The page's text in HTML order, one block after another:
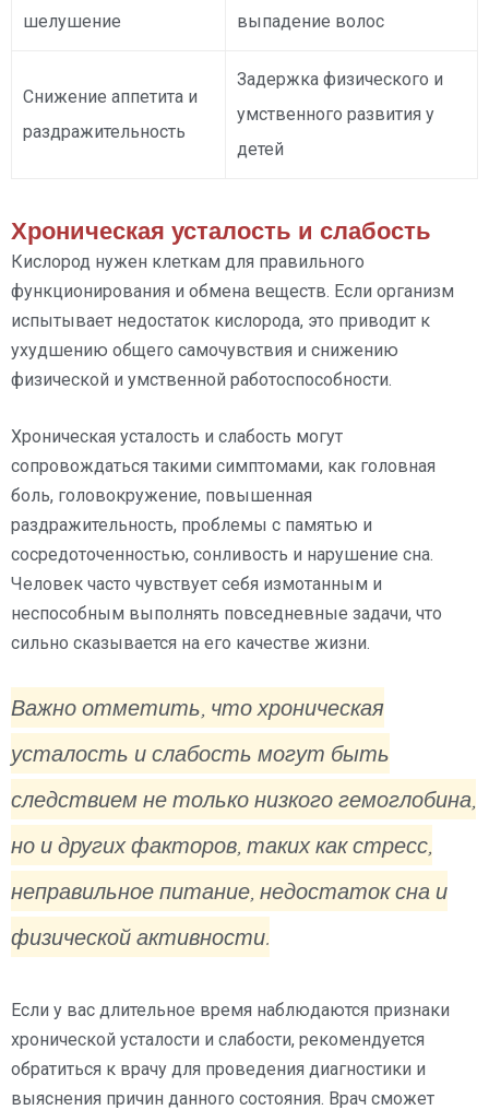
шелушение
выпадение волос
Снижение аппетита и
раздражительность
Задержка физического и
умственного развития у
детей
Хроническая усталость и слабость
Кислород нужен клеткам для правильного
функционирования и обмена веществ. Если организм
испытывает недостаток кислорода, это приводит к
ухудшению общего самочувствия и снижению
физической и умственной работоспособности.
Хроническая усталость и слабость могут
сопровождаться такими симптомами, как головная
боль, головокружение, повышенная
раздражительность, проблемы с памятью и
сосредоточенностью, сонливость и нарушение сна.
Человек часто чувствует себя измотанным и
неспособным выполнять повседневные задачи, что
сильно сказывается на его качестве жизни.
Важно отметить, что хроническая
усталость и слабость могут быть
следствием не только низкого гемоглобина,
но и других факторов, таких как стресс,
неправильное питание, недостаток сна и
физической активности.
Если у вас длительное время наблюдаются признаки
хронической усталости и слабости, рекомендуется
обратиться к врачу для проведения диагностики и
выяснения причин данного состояния. Врач сможет